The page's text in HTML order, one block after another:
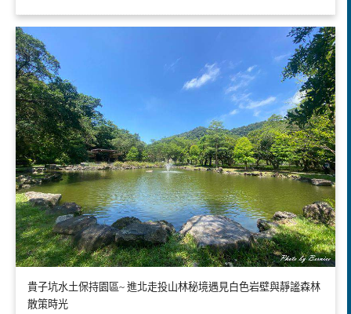
貴子坑水土保持園區~ 進北走投山林秘境遇見白色岩壁與靜謐森林
散策時光